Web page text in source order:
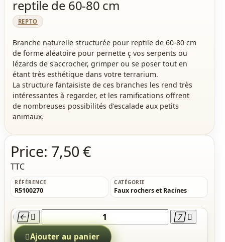
reptile de 60-80 cm
REPTO
Branche naturelle structurée pour reptile de 60-80 cm
de forme aléatoire pour pernette ç vos serpents ou
lézards de s'accrocher, grimper ou se poser tout en
étant très esthétique dans votre terrarium.
La structure fantaisiste de ces branches les rend très
intéressantes à regarder, et les ramifications offrent
de nombreuses possibilités d'escalade aux petits
animaux.
Price: 7,50 €
TTC
RÉFÉRENCE
R5100270
CATÉGORIE
Faux rochers et Racines
   
Ajouter au panier